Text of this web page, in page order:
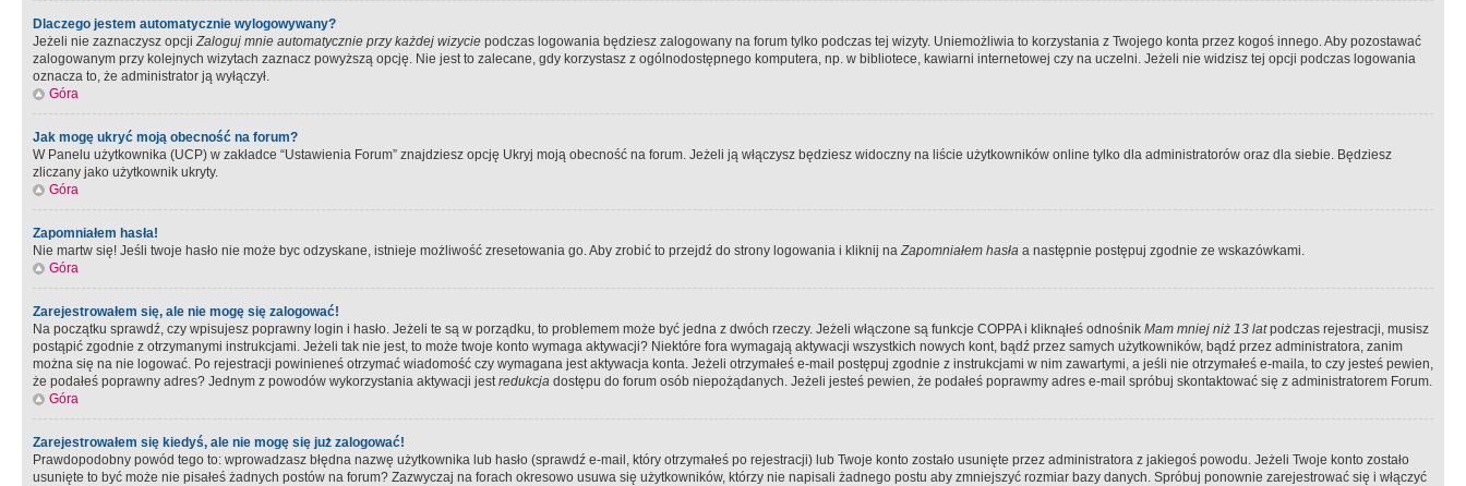
Dlaczego jestem automatycznie wylogowywany?
Jeżeli nie zaznaczysz opcjiZaloguj mnie automatycznie przy każdej wizycie podczas logowania będziesz zalogowany na forum tylko podczas tej wizyty. Uniemożliwia to korzystania z Twojego konta przez kogoś innego. Aby pozostawać
zalogowanym przy kolejnych wizytach zaznacz powyższą opcję. Nie jest to zalecane, gdy korzystasz z ogólnodostępnego komputera, np. w bibliotece, kawiarni internetowej czy na uczelni. Jeżeli nie widzisz tej opcji podczas logowania
oznacza to, że administrator ją wyłączył.
Góra
Jak mogę ukryć moją obecność na forum?
W Panelu użytkownika (UCP) w zakładce “Ustawienia Forum” znajdziesz opcję Ukryj moją obecność na forum. Jeżeli ją włączysz będziesz widoczny na liście użytkowników online tylko dla administratorów oraz dla siebie. Będziesz
zliczany jako użytkownik ukryty.
Góra
Zapomniałem hasła!
Nie martw się! Jeśli twoje hasło nie może byc odzyskane, istnieje możliwość zresetowania go. Aby zrobić to przejdź do strony logowania i kliknij naZapomniałem hasła a następnie postępuj zgodnie ze wskazówkami.
Góra
Zarejestrowałem się, ale nie mogę się zalogować!
Na początku sprawdź, czy wpisujesz poprawny login i hasło. Jeżeli te są w porządku, to problemem może być jedna z dwóch rzeczy. Jeżeli włączone są funkcje COPPA i kliknąłeś odnośnik Mam mniej niż 13 latpodczas rejestracji, musisz
postąpić zgodnie z otrzymanymi instrukcjami. Jeżeli tak nie jest, to może twoje konto wymaga aktywacji? Niektóre fora wymagają aktywacji wszystkich nowych kont, bądź przez samych użytkowników, bądź przez administratora, zanim
można się na nie logować. Po rejestracji powinieneś otrzymać wiadomość czy wymagana jest aktywacja konta. Jeżeli otrzymałeś e-mail postępuj zgodnie z instrukcjami w nim zawartymi, a jeśli nie otrzymałeś e-maila, to czy jesteś pewien,
że podałeś poprawny adres? Jednym z powodów wykorzystania aktywacji jestredukcja dostępu do forum osób niepożądanych. Jeżeli jesteś pewien, że podałeś poprawmy adres e-mail spróbuj skontaktować się z administratorem Forum.
Góra
Zarejestrowałem się kiedyś, ale nie mogę się już zalogować!
Prawdopodobny powód tego to: wprowadzasz błędna nazwę użytkownika lub hasło (sprawdź e-mail, który otrzymałeś po rejestracji) lub Twoje konto zostało usunięte przez administratora z jakiegoś powodu. Jeżeli Twoje konto zostało
usunięte to być może nie pisałeś żadnych postów na forum? Zazwyczaj na forach okresowo usuwa się użytkowników, którzy nie napisali żadnego postu aby zmniejszyć rozmiar bazy danych. Spróbuj ponownie zarejestrować się i włączyć